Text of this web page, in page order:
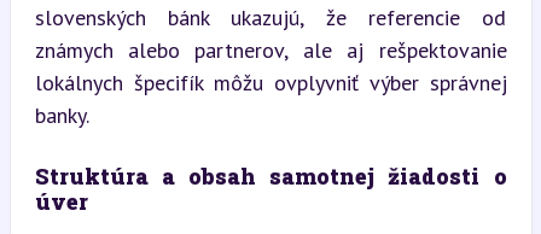
slovenských bánk ukazujú, že referencie od
známych alebo partnerov, ale aj rešpektovanie
lokálnych špecifík môžu ovplyvniť výber správnej
banky.
Struktúra a obsah samotnej žiadosti o
úver